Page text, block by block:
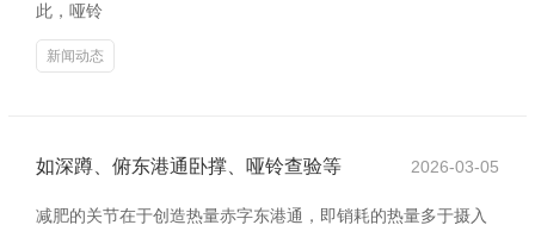
此，哑铃
新闻动态
如深蹲、俯东港通卧撑、哑铃查验等 2026-03-05
减肥的关节在于创造热量赤字东港通，即销耗的热量多于摄入